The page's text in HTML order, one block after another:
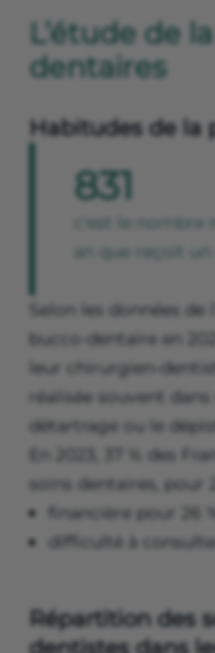
L’étude de
dentaires
Habitudes de la
831
c'est le
an que reçoit un
Selon les données
bucco-dentaire en
leur chirurgien-
réalisée souvent
détartrage ou le
En 2023, 37 % des
soins dentaires, pour
financière pour 26
difficulté à
Répartition des